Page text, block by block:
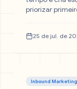
priorizar
25 de jul. de
Inbound Marketing